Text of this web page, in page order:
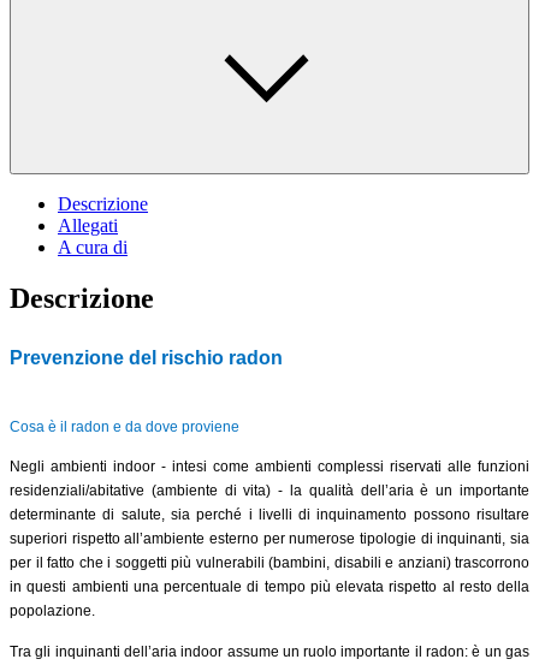
Descrizione
Allegati
A cura di
Descrizione
Prevenzione del rischio radon
Cosa è il radon e da dove proviene
Negli ambienti indoor - intesi come ambienti complessi riservati alle funzioni
residenziali/abitative (ambiente di vita) - la qualità dell’aria è un importante
determinante di salute, sia perché i livelli di inquinamento possono risultare
superiori rispetto all’ambiente esterno per numerose tipologie di inquinanti, sia
per il fatto che i soggetti più vulnerabili (bambini, disabili e anziani) trascorrono
in questi ambienti una percentuale di tempo più elevata rispetto al resto della
popolazione.
Tra gli inquinanti dell’aria indoor assume un ruolo importante il radon: è un gas